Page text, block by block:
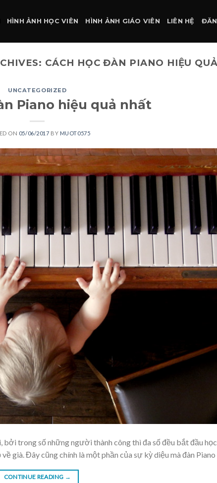
HÌNH ẢNH HỌC VIÊN HÌNH ẢNH GIÁO VIÊN LIÊN HỆ
CÁCH HỌC ĐÀN PIANO HIỆU
UNCATEGORIZED
Piano hiệu quả nhất
ON 05/06/2017 BY MUOT0575
bởi trong số những người thành công thì đa số đều bắt đầu
già. Đây cũng chính là một phần của sự kỳ diệu mà đàn
CONTINUE READING →